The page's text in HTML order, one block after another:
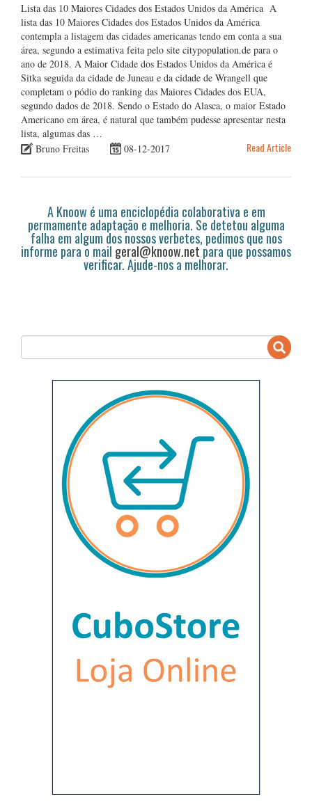
Lista das 10 Maiores Cidades dos Estados Unidos da América A
lista das 10 Maiores Cidades dos Estados Unidos da América
contempla a listagem das cidades americanas tendo em conta a sua
área, segundo a estimativa feita pelo site citypopulation.de para o
ano de 2018. A Maior Cidade dos Estados Unidos da América é
Sitka seguida da cidade de Juneau e da cidade de Wrangell que
completam o pódio do ranking das Maiores Cidades dos EUA,
segundo dados de 2018. Sendo o Estado do Alasca, o maior Estado
Americano em área, é natural que também pudesse apresentar nesta
lista, algumas das …
Bruno Freitas
08-12-2017 Read Article
A Knoow é uma enciclopédia colaborativa e em
permamente adaptação e melhoria. Se detetou alguma
falha em algum dos nossos verbetes, pedimos que nos
informe para o mail geral@knoow.netpara que possamos
verificar. Ajude-nos a melhorar.